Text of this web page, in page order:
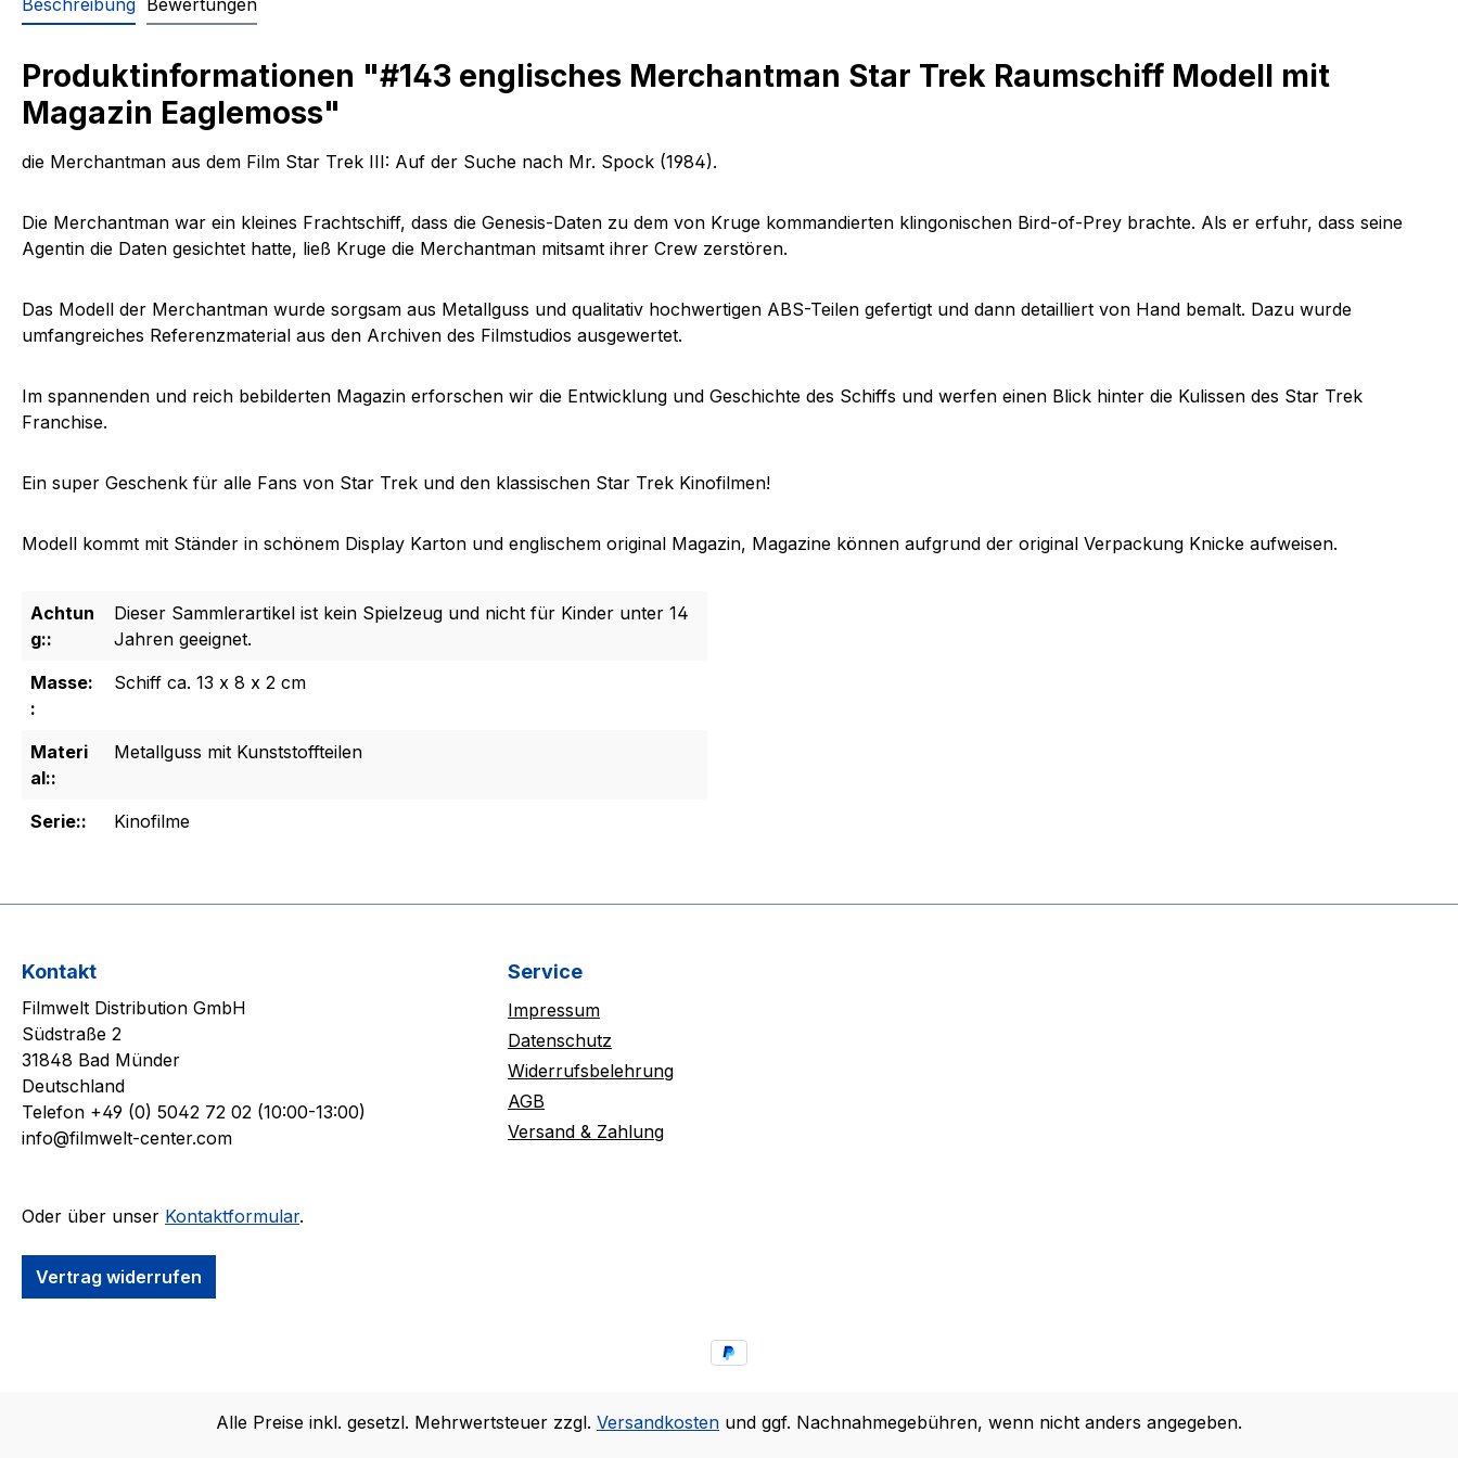
Beschreibung Bewertungen
Produktinformationen "#143 englisches Merchantman Star Trek Raumschiff Modell mit
Magazin Eaglemoss"
die Merchantman aus dem Film Star Trek III: Auf der Suche nach Mr. Spock (1984).
Die Merchantman war ein kleines Frachtschiff, dass die Genesis-Daten zu dem von Kruge kommandierten klingonischen Bird-of-Prey brachte. Als er erfuhr, dass seine
Agentin die Daten gesichtet hatte, ließ Kruge die Merchantman mitsamt ihrer Crew zerstören.
Das Modell der Merchantman wurde sorgsam aus Metallguss und qualitativ hochwertigen ABS-Teilen gefertigt und dann detailliert von Hand bemalt. Dazu wurde
umfangreiches Referenzmaterial aus den Archiven des Filmstudios ausgewertet.
Im spannenden und reich bebilderten Magazin erforschen wir die Entwicklung und Geschichte des Schiffs und werfen einen Blick hinter die Kulissen des Star Trek
Franchise.
Ein super Geschenk für alle Fans von Star Trek und den klassischen Star Trek Kinofilmen!
Modell kommt mit Ständer in schönem Display Karton und englischem original Magazin, Magazine können aufgrund der original Verpackung Knicke aufweisen.
Achtun
g::
Dieser Sammlerartikel ist kein Spielzeug und nicht für Kinder unter 14
Jahren geeignet.
Masse:
:
Schiff ca. 13 x 8 x 2 cm
Materi
al::
Metallguss mit Kunststoffteilen
Serie:: Kinofilme
Kontakt
Filmwelt Distribution GmbH
Südstraße 2
31848 Bad Münder
Deutschland
Telefon +49 (0) 5042 72 02 (10:00-13:00)
info@filmwelt-center.com
Oder über unser Kontaktformular.
Vertrag widerrufen
Service
Impressum
Datenschutz
Widerrufsbelehrung
AGB
Versand & Zahlung
Alle Preise inkl. gesetzl. Mehrwertsteuer zzgl. Versandkosten und ggf. Nachnahmegebühren, wenn nicht anders angegeben.